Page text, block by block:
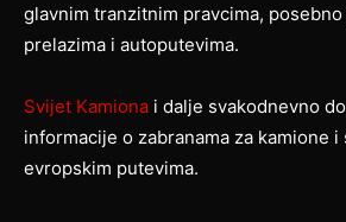
glavnim tranzitnim pravcima,
prelazima i autoputevima.
Svijet Kamiona i dalje svakodnevno
informacije o zabranama za kamione i
evropskim putevima.